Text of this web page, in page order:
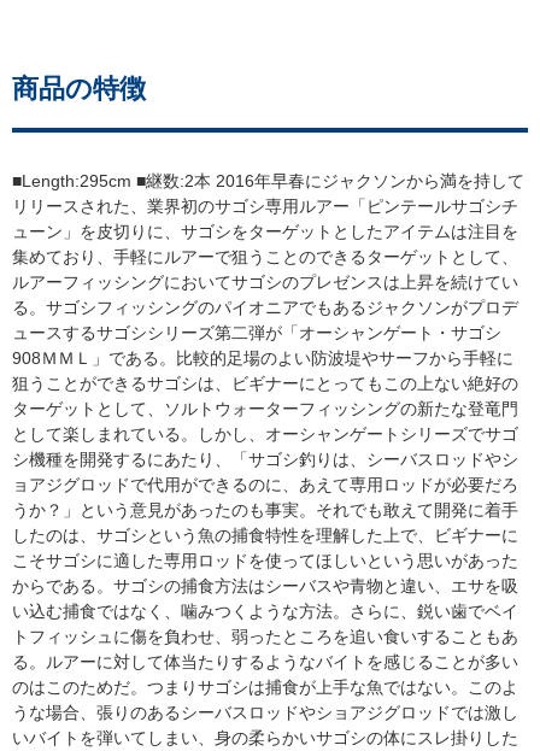
商品の特徴
■Length:295cm ■継数:2本 2016年早春にジャクソンから満を持して
リリースされた、業界初のサゴシ専用ルアー「ピンテールサゴシチ
ューン」を皮切りに、サゴシをターゲットとしたアイテムは注目を
集めており、手軽にルアーで狙うことのできるターゲットとして、
ルアーフィッシングにおいてサゴシのプレゼンスは上昇を続けてい
る。サゴシフィッシングのパイオニアでもあるジャクソンがプロデ
ュースするサゴシシリーズ第二弾が「オーシャンゲート・サゴシ
908ＭＭＬ」である。比較的足場のよい防波堤やサーフから手軽に
狙うことができるサゴシは、ビギナーにとってもこの上ない絶好の
ターゲットとして、ソルトウォーターフィッシングの新たな登竜門
として楽しまれている。しかし、オーシャンゲートシリーズでサゴ
シ機種を開発するにあたり、「サゴシ釣りは、シーバスロッドやシ
ョアジグロッドで代用ができるのに、あえて専用ロッドが必要だろ
うか？」という意見があったのも事実。それでも敢えて開発に着手
したのは、サゴシという魚の捕食特性を理解した上で、ビギナーに
こそサゴシに適した専用ロッドを使ってほしいという思いがあった
からである。サゴシの捕食方法はシーバスや青物と違い、エサを吸
い込む捕食ではなく、噛みつくような方法。さらに、鋭い歯でベイ
トフィッシュに傷を負わせ、弱ったところを追い食いすることもあ
る。ルアーに対して体当たりするようなバイトを感じることが多い
のはこのためだ。つまりサゴシは捕食が上手な魚ではない。このよ
うな場合、張りのあるシーバスロッドやショアジグロッドでは激し
いバイトを弾いてしまい、身の柔らかいサゴシの体にスレ掛りした